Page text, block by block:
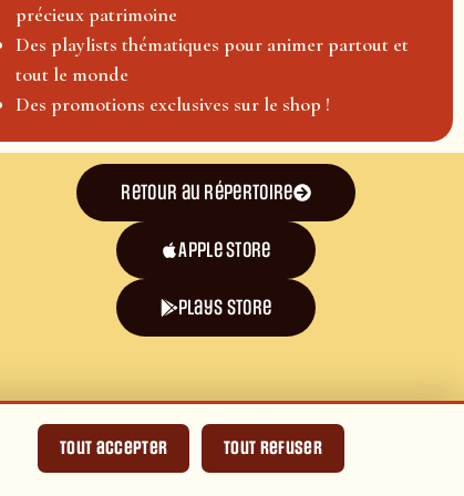
Tout accepter Tout refuser
précieux patrimoine
Des playlists thématiques pour animer partout et
tout le monde
Des promotions exclusives sur le shop !
Retour au répertoire
Apple Store
plays store